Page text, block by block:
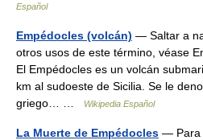
Español
Empédocles (volcán) — Saltar a
otros usos de este término, véase
El Empédocles es un volcán
km al sudoeste de Sicilia. Se le
griego… …
Wikipedia Español
La Muerte de Empédocles — Para